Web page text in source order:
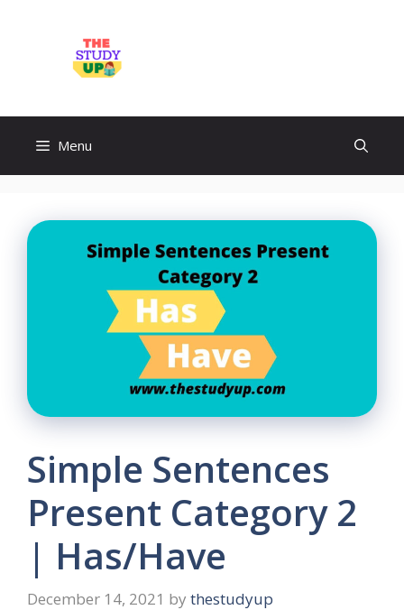
Menu
Simple Sentences
Present Category 2
| Has/Have
December 14, 2021 by thestudyup